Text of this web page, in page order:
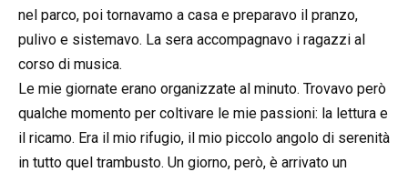
nel parco, poi tornavamo a casa e preparavo il pranzo,
pulivo e sistemavo. La sera accompagnavo i ragazzi al
corso di musica.
Le mie giornate erano organizzate al minuto. Trovavo però
qualche momento per coltivare le mie passioni: la lettura e
il ricamo. Era il mio rifugio, il mio piccolo angolo di serenità
in tutto quel trambusto. Un giorno, però, è arrivato un